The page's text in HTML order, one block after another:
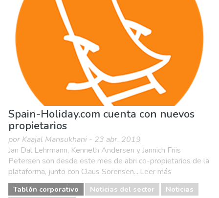
Spain-Holiday.com cuenta con nuevos
propietarios
por Kaajal Mansukhani - 23 abr. 2019
Jan Dal Lehrmann, Kenneth Andersen y Jannich Friis
Petersen son desde este mes de abri co-propietarios de la
plataforma, junto con Claus Sorensen....Leer más
Tablón corporativo Noticias del sector
Noticias